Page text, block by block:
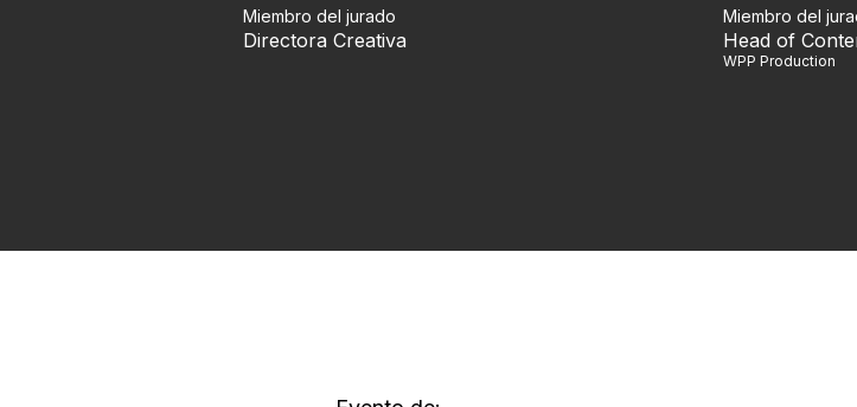
Miembro del jurado
Directora Creativa
Miembro del
Head of
WPP Production